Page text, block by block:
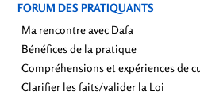
FORUM DES PRATIQUANTS
Ma rencontre avec Dafa
Bénéfices de la pratique
Compréhensions et expériences de
Clarifier les faits/valider la Loi